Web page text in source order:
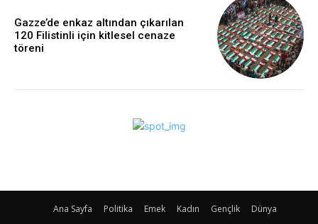
Gazze’de enkaz altından çıkarılan
120 Filistinli için kitlesel cenaze
töreni
Ana Sayfa Politika Emek Kadın Gençlik Dünya